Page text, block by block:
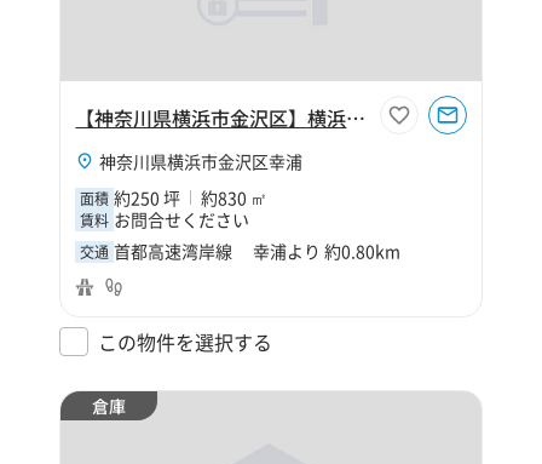
【神奈川県横浜市金沢区】横浜市金沢区幸浦2丁目250坪倉庫
神奈川県横浜市金沢区幸浦
面積 約250 坪 約830 ㎡
賃料 お問合せください
交通 首都高速湾岸線 幸浦より 約0.80km
この物件を選択する
倉庫